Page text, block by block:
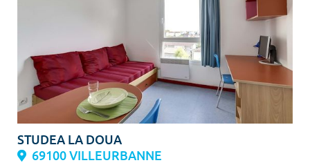
STUDEA LA DOUA
69100 VILLEURBANNE